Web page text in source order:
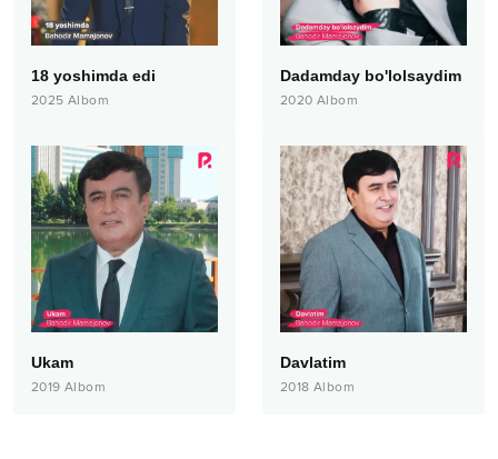
18 yoshimda edi
2025 Albom
Dadamday bo'lolsaydim
2020 Albom
Ukam
2019 Albom
Davlatim
2018 Albom